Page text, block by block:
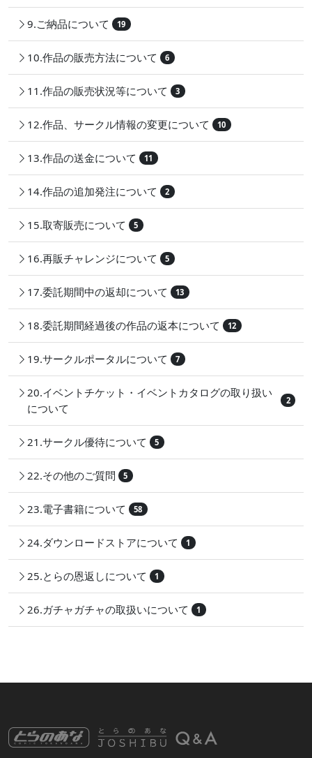
9.ご納品について 19
10.作品の販売方法について 6
11.作品の販売状況等について 3
12.作品、サークル情報の変更について 10
13.作品の送金について 11
14.作品の追加発注について 2
15.取寄販売について 5
16.再販チャレンジについて 5
17.委託期間中の返却について 13
18.委託期間経過後の作品の返本について 12
19.サークルポータルについて 7
20.イベントチケット・イベントカタログの取り扱い
について
2
21.サークル優待について 5
22.その他のご質問 5
23.電子書籍について 58
24.ダウンロードストアについて 1
25.とらの恩返しについて 1
26.ガチャガチャの取扱いについて 1